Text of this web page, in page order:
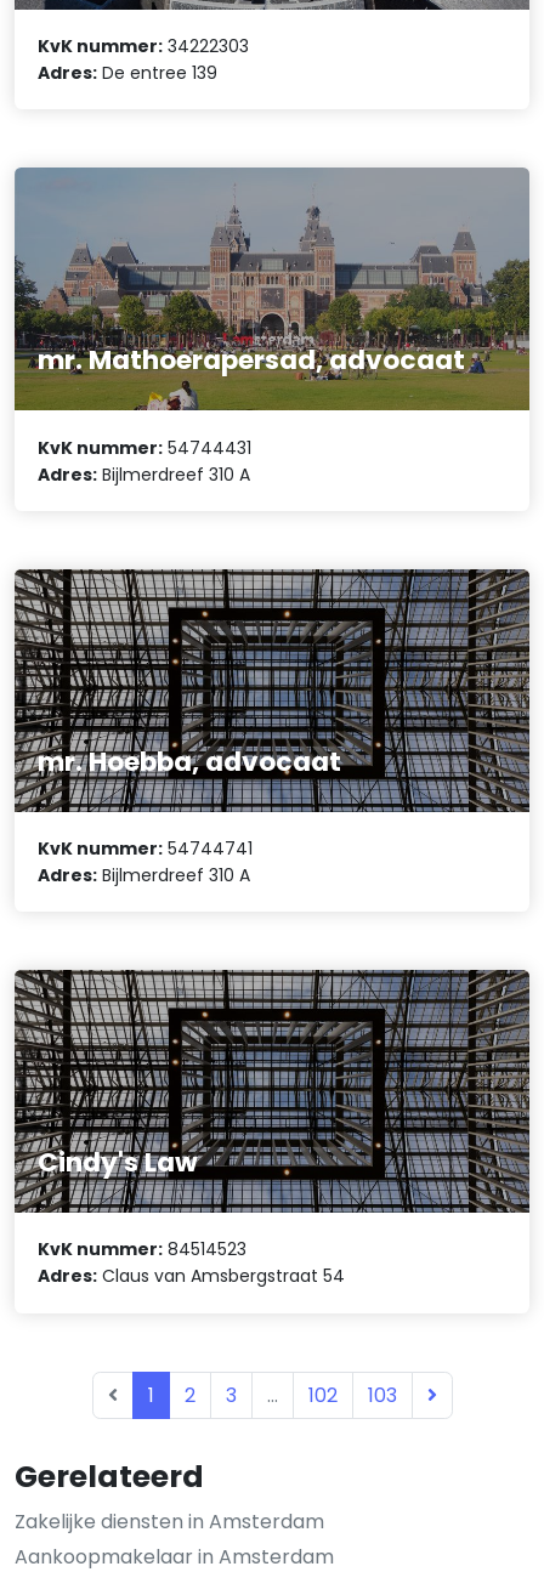
Gerelateerd
Zakelijke diensten in Amsterdam
Aankoopmakelaar in Amsterdam
KvK nummer: 34222303
Adres: De entree 139
mr. Mathoerapersad, advocaat
KvK nummer: 54744431
Adres: Bijlmerdreef 310 A
mr. Hoebba, advocaat
KvK nummer: 54744741
Adres: Bijlmerdreef 310 A
Cindy's Law
KvK nummer: 84514523
Adres: Claus van Amsbergstraat 54
1 2 3 ... 102 103